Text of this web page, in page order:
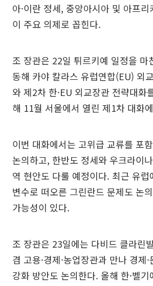
아·이란 정세, 중앙아시아 및 아프
이 주요 의제로 꼽힌다.
조 장관은 22일 튀르키예 일정을 마
동해 카야 칼라스 유럽연합(EU) 외
와 제2차 한·EU 외교장관 전략대화
해 11월 서울에서 열린 제1차 대화
이번 대화에서는 고위급 교류를 포
논의하고, 한반도 정세와 우크라이
역 현안도 다룰 예정이다. 최근 유럽
변수로 떠오른 그린란드 문제도 논
가능성이 있다.
조 장관은 23일에는 다비드 클라린
겸 고용·경제·농업장관과 만나 경제
강화 방안도 논의한다. 올해 한·벨